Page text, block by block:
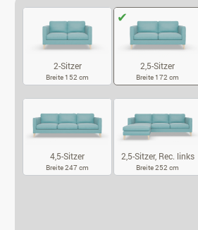
2-Sitzer
Breite 152 cm
2,5-Sitzer
Breite 172 cm
4,5-Sitzer
Breite 247 cm
2,5-Sitzer, Rec. links
Breite 252 cm